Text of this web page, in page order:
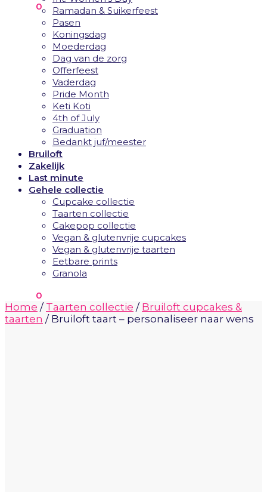
0
Ramadan & Suikerfeest
Pasen
Koningsdag
Moederdag
Dag van de zorg
Offerfeest
Vaderdag
Pride Month
Keti Koti
4th of July
Graduation
Bedankt juf/meester
Bruiloft
Zakelijk
Last minute
Gehele collectie
Cupcake collectie
Taarten collectie
Cakepop collectie
Vegan & glutenvrije cupcakes
Vegan & glutenvrije taarten
Eetbare prints
Granola
0
Home / Taarten collectie / Bruiloft cupcakes &
taarten / Bruiloft taart – personaliseer naar wens